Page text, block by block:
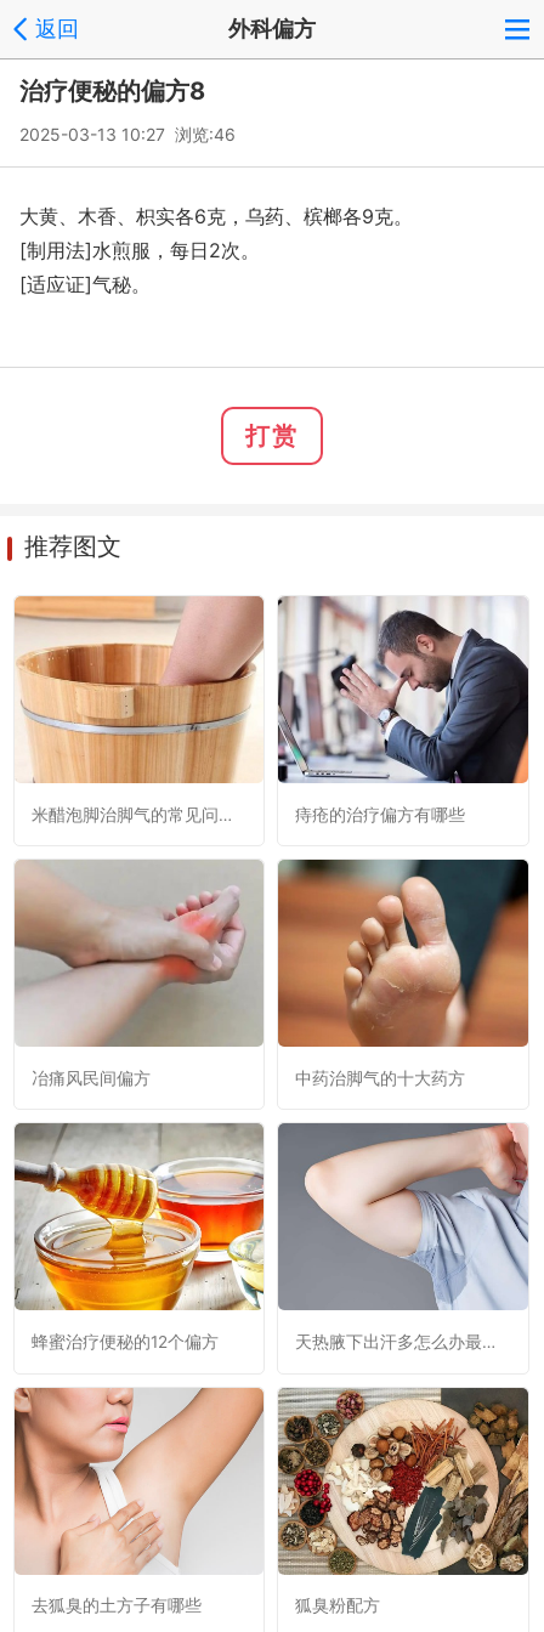
返回 外科偏方
治疗便秘的偏方8
2025-03-13 10:27 浏览:46
大黄、木香、枳实各6克，乌药、槟榔各9克。
[制用法]水煎服，每日2次。
[适应证]气秘。
打赏
推荐图文
米醋泡脚治脚气的常见问题
痔疮的治疗偏方有哪些
冶痛风民间偏方 中药治脚气的十大药方
蜂蜜治疗便秘的12个偏方
天热腋下出汗多怎么办最有
去狐臭的土方子有哪些 狐臭粉配方